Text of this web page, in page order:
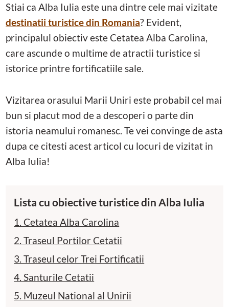
Stiai ca Alba Iulia este una dintre cele mai vizitate
destinatii turistice din Romania? Evident,
principalul obiectiv este Cetatea Alba Carolina,
care ascunde o multime de atractii turistice si
istorice printre fortificatiile sale.
Vizitarea orasului Marii Uniri este probabil cel mai
bun si placut mod de a descoperi o parte din
istoria neamului romanesc. Te vei convinge de asta
dupa ce citesti acest articol cu locuri de vizitat in
Alba Iulia!
Lista cu obiective turistice din Alba Iulia
1. Cetatea Alba Carolina
2. Traseul Portilor Cetatii
3. Traseul celor Trei Fortificatii
4. Santurile Cetatii
5. Muzeul National al Unirii